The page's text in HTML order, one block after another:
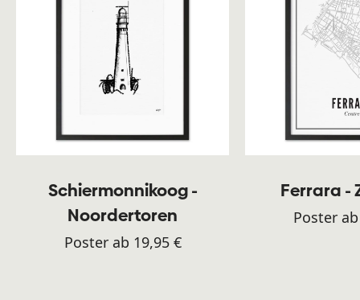
Schiermonnikoog -
Noordertoren
Poster ab 19,95 €
Ferrara -
Poster